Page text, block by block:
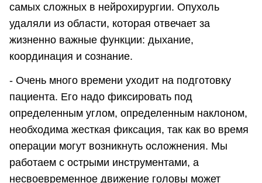
самых сложных в нейрохирургии. Опухоль
удаляли из области, которая отвечает за
жизненно важные функции: дыхание,
координация и сознание.
- Очень много времени уходит на подготовку
пациента. Его надо фиксировать под
определенным углом, определенным наклоном,
необходима жесткая фиксация, так как во время
операции могут возникнуть осложнения. Мы
работаем с острыми инструментами, а
несвоевременное движение головы может